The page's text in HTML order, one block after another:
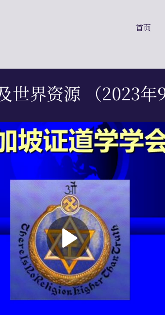
首页
世界资源 （2023年9